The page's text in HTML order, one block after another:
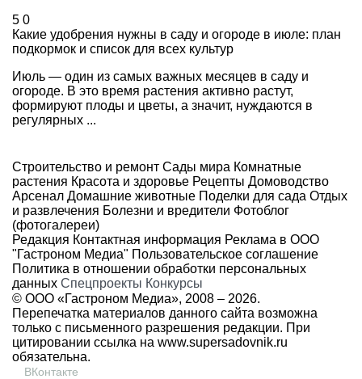
5 0
Какие удобрения нужны в саду и огороде в июле: план
подкормок и список для всех культур
Июль — один из самых важных месяцев в саду и
огороде. В это время растения активно растут,
формируют плоды и цветы, а значит, нуждаются в
регулярных ...
Строительство и ремонт Сады мира Комнатные
растения Красота и здоровье Рецепты Домоводство
Арсенал Домашние животные Поделки для сада Отдых
и развлечения Болезни и вредители Фотоблог
(фотогалереи)
Редакция Контактная информация Реклама в ООО
"Гастроном Медиа" Пользовательское соглашение
Политика в отношении обработки персональных
данных Спецпроекты Конкурсы
© ООО «Гастроном Медиа», 2008 – 2026.
Перепечатка материалов данного сайта возможна
только с письменного разрешения редакции. При
цитировании ссылка на www.supersadovnik.ru
обязательна.
ВКонтакте